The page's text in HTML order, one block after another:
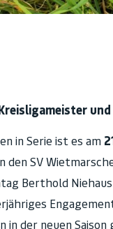
in Serie ist es am
den SV
Berthold
in der neuen